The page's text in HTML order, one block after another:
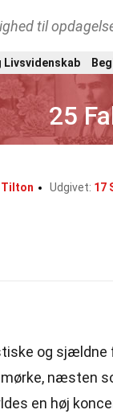
til
Livsvidenskab
25
Tilton Udgivet: 17
og sjældne
næsten
en høj